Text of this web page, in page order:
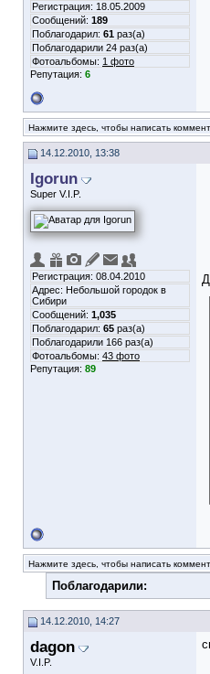
Регистрация: 18.05.2009
Сообщений: 189
Поблагодарил: 61 раз(а)
Поблагодарили 24 раз(а)
Фотоальбомы: 1 фото
Репутация: 6
Нажмите здесь, чтобы написать
14.12.2010, 13:38
Igorun
Super V.I.P.
Регистрация: 08.04.2010
Адрес: Небольшой городок в
Сибири
Сообщений: 1,035
Поблагодарил: 65 раз(а)
Поблагодарили 166 раз(а)
Фотоальбомы: 43 фото
Репутация: 89
Нажмите здесь, чтобы написать
Поблагодарили:
14.12.2010, 14:27
dagon
V.I.P.